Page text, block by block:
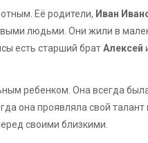
Её родители, Иван
людьми. Они жили в
есть старший братАлексей
ребенком. Она всегда
она проявляла свой талант
своими близкими.